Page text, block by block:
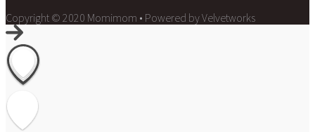
Copyright © 2020 Momimom • Powered by Velvetworks